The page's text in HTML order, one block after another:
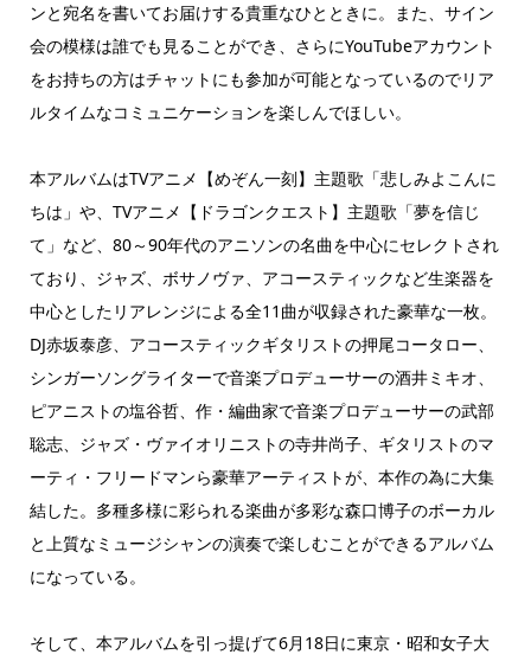
ンと宛名を書いてお届けする貴重なひとときに。また、サイン
会の模様は誰でも見ることができ、さらにYouTubeアカウント
をお持ちの方はチャットにも参加が可能となっているのでリア
ルタイムなコミュニケーションを楽しんでほしい。
本アルバムはTVアニメ【めぞん一刻】主題歌「悲しみよこんに
ちは」や、TVアニメ【ドラゴンクエスト】主題歌「夢を信じ
て」など、80～90年代のアニソンの名曲を中心にセレクトされ
ており、ジャズ、ボサノヴァ、アコースティックなど生楽器を
中心としたリアレンジによる全11曲が収録された豪華な一枚。
DJ赤坂泰彦、アコースティックギタリストの押尾コータロー、
シンガーソングライターで音楽プロデューサーの酒井ミキオ、
ピアニストの塩谷哲、作・編曲家で音楽プロデューサーの武部
聡志、ジャズ・ヴァイオリニストの寺井尚子、ギタリストのマ
ーティ・フリードマンら豪華アーティストが、本作の為に大集
結した。多種多様に彩られる楽曲が多彩な森口博子のボーカル
と上質なミュージシャンの演奏で楽しむことができるアルバム
になっている。
そして、本アルバムを引っ提げて6月18日に東京・昭和女子大